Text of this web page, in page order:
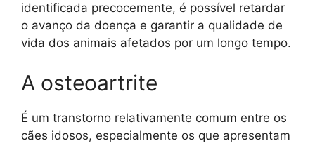
identificada precocemente, é possível retardar
o avanço da doença e garantir a qualidade de
vida dos animais afetados por um longo tempo.
A osteoartrite
É um transtorno relativamente comum entre os
cães idosos, especialmente os que apresentam